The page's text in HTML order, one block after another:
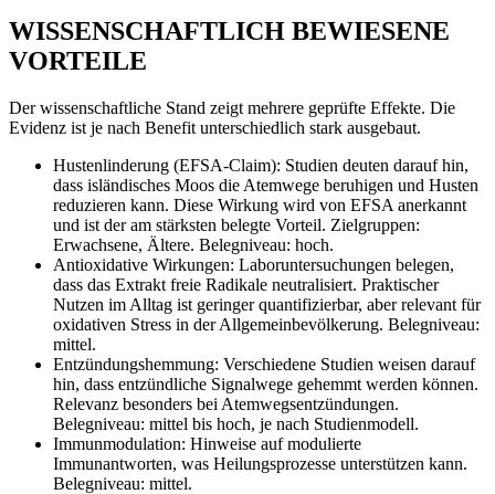
WISSENSCHAFTLICH BEWIESENE
VORTEILE
Der wissenschaftliche Stand zeigt mehrere geprüfte Effekte. Die
Evidenz ist je nach Benefit unterschiedlich stark ausgebaut.
Hustenlinderung (EFSA-Claim): Studien deuten darauf hin,
dass isländisches Moos die Atemwege beruhigen und Husten
reduzieren kann. Diese Wirkung wird von EFSA anerkannt
und ist der am stärksten belegte Vorteil. Zielgruppen:
Erwachsene, Ältere. Belegniveau: hoch.
Antioxidative Wirkungen: Laboruntersuchungen belegen,
dass das Extrakt freie Radikale neutralisiert. Praktischer
Nutzen im Alltag ist geringer quantifizierbar, aber relevant für
oxidativen Stress in der Allgemeinbevölkerung. Belegniveau:
mittel.
Entzündungshemmung: Verschiedene Studien weisen darauf
hin, dass entzündliche Signalwege gehemmt werden können.
Relevanz besonders bei Atemwegsentzündungen.
Belegniveau: mittel bis hoch, je nach Studienmodell.
Immunmodulation: Hinweise auf modulierte
Immunantworten, was Heilungsprozesse unterstützen kann.
Belegniveau: mittel.